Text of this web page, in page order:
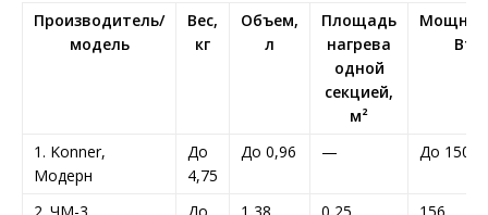
Производитель/
модель
Вес,
кг
Объем,
л
Площадь
нагрева
одной
секцией,
м²
Вт
1. Konner,
Модерн
До
4,75
До 0,96 — До 150